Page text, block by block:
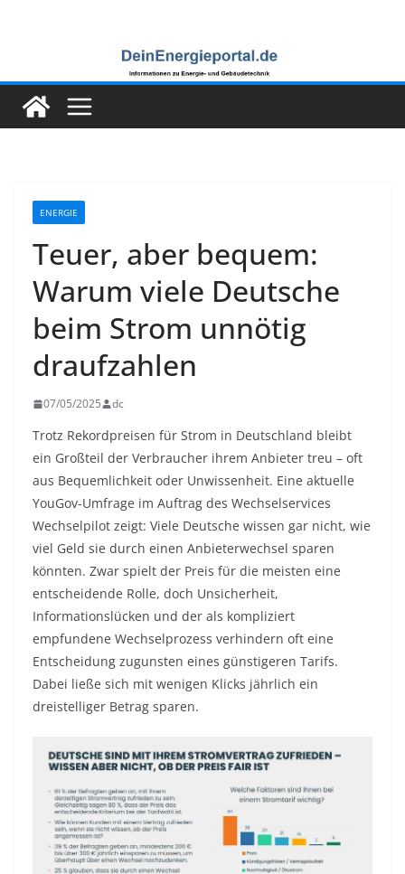
ENERGIE
Teuer, aber bequem:
Warum viele Deutsche
beim Strom unnötig
draufzahlen
07/05/2025 dc
Trotz Rekordpreisen für Strom in Deutschland bleibt
ein Großteil der Verbraucher ihrem Anbieter treu – oft
aus Bequemlichkeit oder Unwissenheit. Eine aktuelle
YouGov-Umfrage im Auftrag des Wechselservices
Wechselpilot zeigt: Viele Deutsche wissen gar nicht, wie
viel Geld sie durch einen Anbieterwechsel sparen
könnten. Zwar spielt der Preis für die meisten eine
entscheidende Rolle, doch Unsicherheit,
Informationslücken und der als kompliziert
empfundene Wechselprozess verhindern oft eine
Entscheidung zugunsten eines günstigeren Tarifs.
Dabei ließe sich mit wenigen Klicks jährlich ein
dreistelliger Betrag sparen.